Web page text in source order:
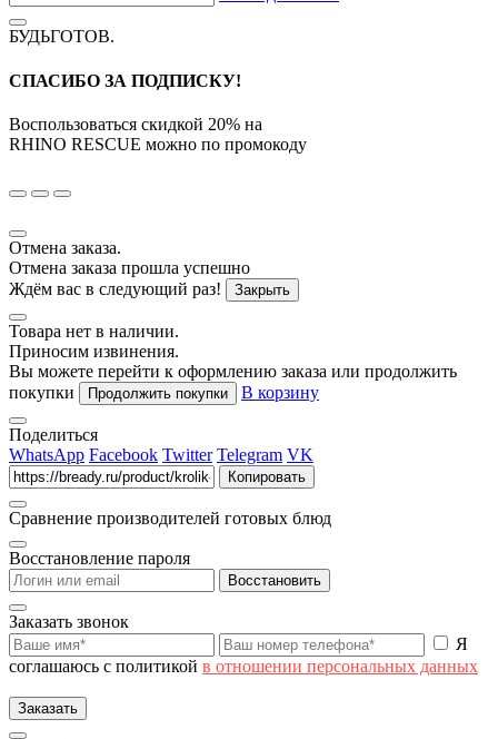
БУДЬГОТОВ.
СПАСИБО ЗА ПОДПИСКУ!
Воспользоваться скидкой 20% на
RHINO RESCUE можно по промокоду
Отмена заказа.
Отмена заказа прошла успешно
Ждём вас в следующий раз!
Закрыть
Товара нет в наличии.
Приносим извинения.
Вы можете перейти к оформлению заказа или продолжить
покупки
Продолжить покупки В корзину
Поделиться
WhatsApp Facebook Twitter Telegram VK
Копировать
Сравнение производителей готовых блюд
Восстановление пароля
Восстановить
Заказать звонок
Я
соглашаюсь с политикой в отношении персональных данных
Заказать